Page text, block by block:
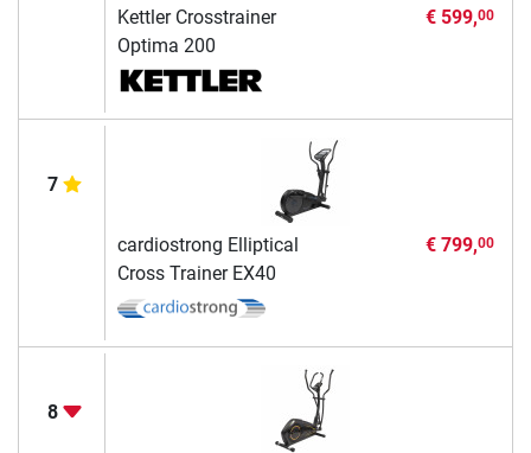
Kettler Crosstrainer
Optima 200
€ 599,00
7
cardiostrong Elliptical
Cross Trainer EX40
€ 799,00
8